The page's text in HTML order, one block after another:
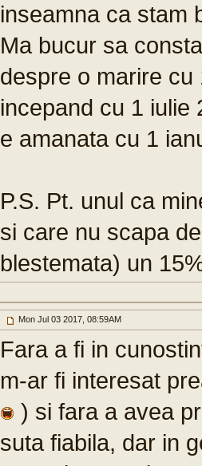
inseamna ca stam
Ma bucur sa
despre o marire
incepand cu 1 iulie
e amanata cu 1
P.S. Pt. unul ca
si care nu scapa
blestemata) un
Mon Jul 03 2017, 08:59AM
Fara a fi in
m-ar fi interesat
) si fara a avea
suta fiabila, dar in